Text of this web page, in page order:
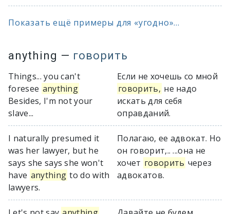
Показать ещё примеры для «угодно»...
anything — говорить
Things... you can't
foresee anything
Besides, I'm not your
slave...
Если не хочешь со мной
говорить, не надо
искать для себя
оправданий.
I naturally presumed it
was her lawyer, but he
says she says she won't
have anything to do with
lawyers.
Полагаю, ее адвокат. Но
он говорит,.. ...она не
хочет говорить через
адвокатов.